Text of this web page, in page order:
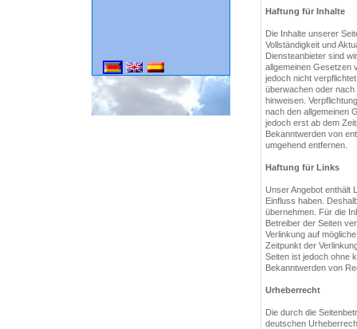
Haftung für Inhalte
Die Inhalte unserer
Vollständigkeit und
Diensteanbieter sind
allgemeinen Gesetzen
jedoch nicht
überwachen oder
hinweisen.
nach den allgemeinen
jedoch erst ab dem
Bekanntwerden von
umgehend entfernen.
Haftung für Links
Unser Angebot enthält
Einfluss haben.
übernehmen. Für die
Betreiber der Seiten
Verlinkung auf
Zeitpunkt der
Seiten ist jedoch ohne
Bekanntwerden von
Urheberrecht
Die durch die
deutschen